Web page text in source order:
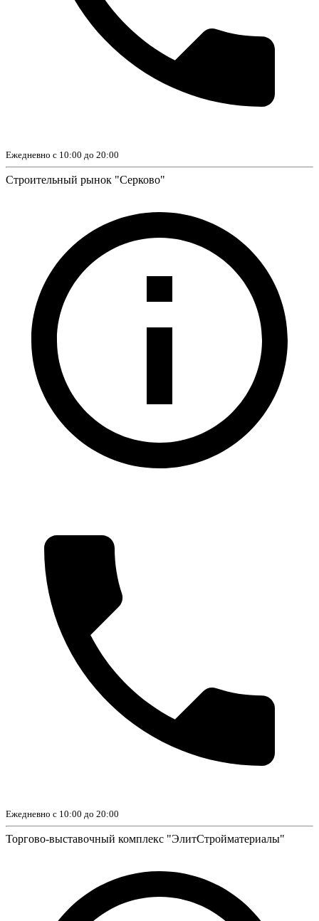
Ежедневно с 10:00 до 20:00
Строительный рынок "Серково"
Ежедневно с 10:00 до 20:00
Торгово-выставочный комплекс "ЭлитСтройматериалы"